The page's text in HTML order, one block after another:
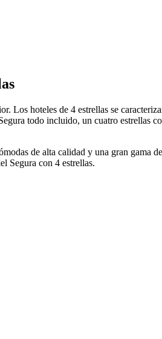
Los hoteles de 4 estrellas se
todo incluido, un cuatro estrellas
de alta calidad y una gran gama
Segura con 4 estrellas.